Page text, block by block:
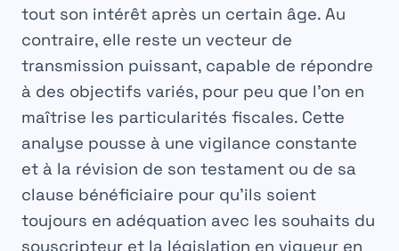
tout son intérêt après un certain âge. Au
contraire, elle reste un vecteur de
transmission puissant, capable de répondre
à des objectifs variés, pour peu que l’on en
maîtrise les particularités fiscales. Cette
analyse pousse à une vigilance constante
et à la révision de son testament ou de sa
clause bénéficiaire pour qu’ils soient
toujours en adéquation avec les souhaits du
souscripteur et la législation en vigueur en